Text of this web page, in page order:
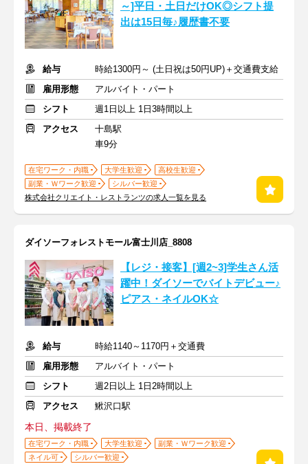
～]平日・土日だけOK◎シフト提
出は15日毎♪履歴書不要
給与
時給1300円～ (土日祝は50円UP)＋交通費支給
雇用形態
アルバイト・パート
シフト
週1日以上 1日3時間以上
アクセス
十島駅
車9分
在宅ワーク・内職 大学生歓迎
高校生歓迎
副業・Ｗワーク歓迎
シルバー歓迎
株式会社クリエイト・レストランツの求人一覧を見る
ダイソーフォレストモール富士川店_8808
【レジ・接客】[週2~3]学生さん活
躍中！ダイソーでバイトデビュー♪
ピアス・ネイルOK☆
給与
時給1140～1170円＋交通費
雇用形態
アルバイト・パート
シフト
週2日以上 1日2時間以上
アクセス
鰍沢口駅
本日、掲載終了
在宅ワーク・内職 大学生歓迎
副業・Ｗワーク歓迎
ネイル可
シルバー歓迎